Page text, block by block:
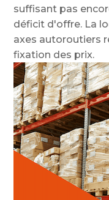
suffisant pas
déficit d'offre. La
axes autoroutiers
fixation des prix.